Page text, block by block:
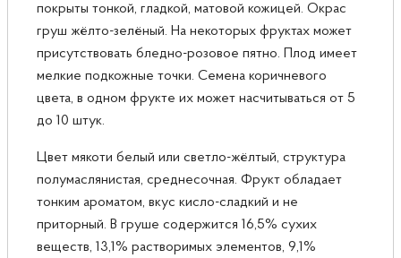
покрыты тонкой, гладкой, матовой кожицей. Окрас
груш жёлто-зелёный. На некоторых фруктах может
присутствовать бледно-розовое пятно. Плод имеет
мелкие подкожные точки. Семена коричневого
цвета, в одном фрукте их может насчитываться от 5
до 10 штук.
Цвет мякоти белый или светло-жёлтый, структура
полумаслянистая, среднесочная. Фрукт обладает
тонким ароматом, вкус кисло-сладкий и не
приторный. В груше содержится 16,5% сухих
веществ, 13,1% растворимых элементов, 9,1%